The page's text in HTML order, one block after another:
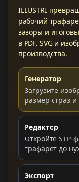
ILLUSTRI
рабочий
зазоры и
в PDF, SVG и
производства.
Генератор
Загрузите
размер страз и
Редактор
Откройте STP-
трафарет до
Экспорт